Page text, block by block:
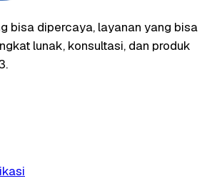
bisa dipercaya, layanan yang bisa
lunak, konsultasi, dan produk